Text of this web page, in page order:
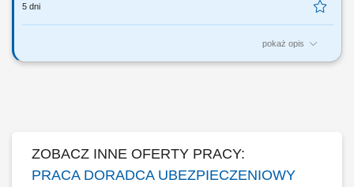
5 dni
pokaż opis
Twój zakres obowiązków: budowanie własnego biznesu przy wsparciu
ZOBACZ INNE OFERTY PRACY:
PRACA DORADCA UBEZPIECZENIOWY